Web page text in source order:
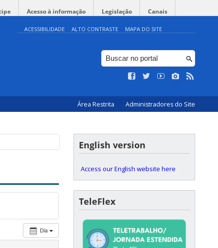
Acesso à informação Legislação Canais
ACESSIBILIDADE ALTO CONTRASTE MAPA DO SITE
Área Restrita Administradores do Site
Dia
English version
Access our English website here
TeleFlex